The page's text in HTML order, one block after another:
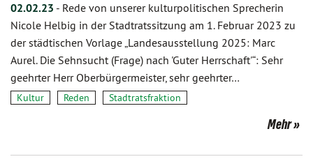
02.02.23 - Rede von unserer kulturpolitischen Sprecherin
Nicole Helbig in der Stadtratssitzung am 1. Februar 2023 zu
der städtischen Vorlage „Landesausstellung 2025: Marc
Aurel. Die Sehnsucht (Frage) nach 'Guter Herrschaft'“: Sehr
geehrter Herr Oberbürgermeister, sehr geehrter…
Kultur Reden Stadtratsfraktion
Mehr